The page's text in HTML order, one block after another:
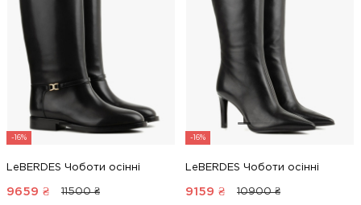
-16%
LeBERDES Чоботи осінні
9659 ₴ 11500 ₴
-16%
LeBERDES Чоботи осінні
9159 ₴ 10900 ₴